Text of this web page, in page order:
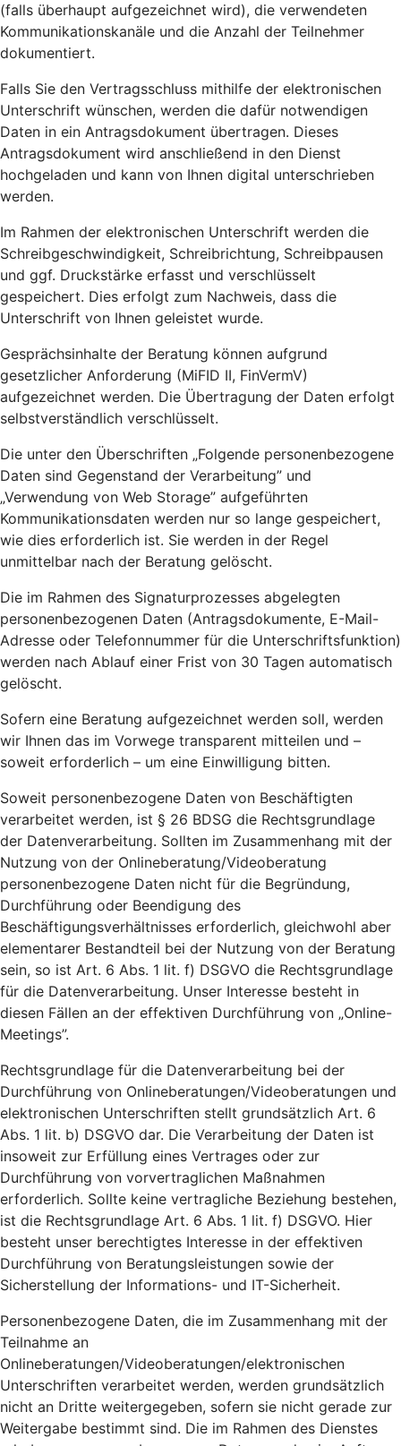
(falls überhaupt aufgezeichnet wird), die verwendeten
Kommunikationskanäle und die Anzahl der Teilnehmer
dokumentiert.
Falls Sie den Vertragsschluss mithilfe der elektronischen
Unterschrift wünschen, werden die dafür notwendigen
Daten in ein Antragsdokument übertragen. Dieses
Antragsdokument wird anschließend in den Dienst
hochgeladen und kann von Ihnen digital unterschrieben
werden.
Im Rahmen der elektronischen Unterschrift werden die
Schreibgeschwindigkeit, Schreibrichtung, Schreibpausen
und ggf. Druckstärke erfasst und verschlüsselt
gespeichert. Dies erfolgt zum Nachweis, dass die
Unterschrift von Ihnen geleistet wurde.
Gesprächsinhalte der Beratung können aufgrund
gesetzlicher Anforderung (MiFID II, FinVermV)
aufgezeichnet werden. Die Übertragung der Daten erfolgt
selbstverständlich verschlüsselt.
Die unter den Überschriften „Folgende personenbezogene
Daten sind Gegenstand der Verarbeitung” und
„Verwendung von Web Storage” aufgeführten
Kommunikationsdaten werden nur so lange gespeichert,
wie dies erforderlich ist. Sie werden in der Regel
unmittelbar nach der Beratung gelöscht.
Die im Rahmen des Signaturprozesses abgelegten
personenbezogenen Daten (Antragsdokumente, E-Mail-
Adresse oder Telefonnummer für die Unterschriftsfunktion)
werden nach Ablauf einer Frist von 30 Tagen automatisch
gelöscht.
Sofern eine Beratung aufgezeichnet werden soll, werden
wir Ihnen das im Vorwege transparent mitteilen und –
soweit erforderlich – um eine Einwilligung bitten.
Soweit personenbezogene Daten von Beschäftigten
verarbeitet werden, ist § 26 BDSG die Rechtsgrundlage
der Datenverarbeitung. Sollten im Zusammenhang mit der
Nutzung von der Onlineberatung/Videoberatung
personenbezogene Daten nicht für die Begründung,
Durchführung oder Beendigung des
Beschäftigungsverhältnisses erforderlich, gleichwohl aber
elementarer Bestandteil bei der Nutzung von der Beratung
sein, so ist Art. 6 Abs. 1 lit. f) DSGVO die Rechtsgrundlage
für die Datenverarbeitung. Unser Interesse besteht in
diesen Fällen an der effektiven Durchführung von „Online-
Meetings”.
Rechtsgrundlage für die Datenverarbeitung bei der
Durchführung von Onlineberatungen/Videoberatungen und
elektronischen Unterschriften stellt grundsätzlich Art. 6
Abs. 1 lit. b) DSGVO dar. Die Verarbeitung der Daten ist
insoweit zur Erfüllung eines Vertrages oder zur
Durchführung von vorvertraglichen Maßnahmen
erforderlich. Sollte keine vertragliche Beziehung bestehen,
ist die Rechtsgrundlage Art. 6 Abs. 1 lit. f) DSGVO. Hier
besteht unser berechtigtes Interesse in der effektiven
Durchführung von Beratungsleistungen sowie der
Sicherstellung der Informations- und IT-Sicherheit.
Personenbezogene Daten, die im Zusammenhang mit der
Teilnahme an
Onlineberatungen/Videoberatungen/elektronischen
Unterschriften verarbeitet werden, werden grundsätzlich
nicht an Dritte weitergegeben, sofern sie nicht gerade zur
Weitergabe bestimmt sind. Die im Rahmen des Dienstes